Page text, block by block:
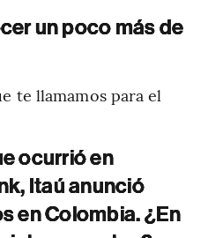
un poco más de
te llamamos para el
ocurrió en
Itaú anunció
en Colombia. ¿En